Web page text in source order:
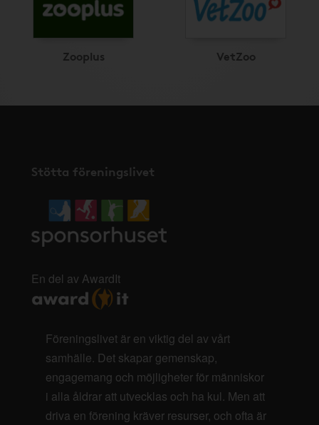
Zooplus VetZoo
Stötta föreningslivet
En del av AwardIt
Föreningslivet är en viktig del av vårt
samhälle. Det skapar gemenskap,
engagemang och möjligheter för människor
i alla åldrar att utvecklas och ha kul. Men att
driva en förening kräver resurser, och ofta är